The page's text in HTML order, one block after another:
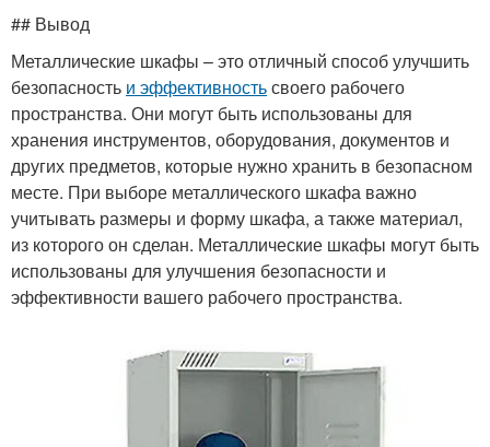
## Вывод
Металлические шкафы – это отличный способ улучшить
безопасность и эффективностьсвоего рабочего
пространства. Они могут быть использованы для
хранения инструментов, оборудования, документов и
других предметов, которые нужно хранить в безопасном
месте. При выборе металлического шкафа важно
учитывать размеры и форму шкафа, а также материал,
из которого он сделан. Металлические шкафы могут быть
использованы для улучшения безопасности и
эффективности вашего рабочего пространства.